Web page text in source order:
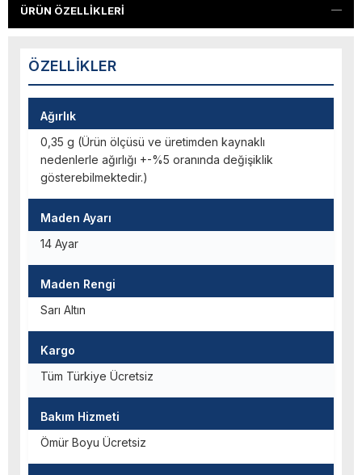
ÜRÜN ÖZELLIKLERI
ÖZELLIKLER
Ağırlık
0,35 g (Ürün ölçüsü ve üretimden kaynaklı
nedenlerle ağırlığı +-%5 oranında değişiklik
gösterebilmektedir.)
Maden Ayarı
14 Ayar
Maden Rengi
Sarı Altın
Kargo
Tüm Türkiye Ücretsiz
Bakım Hizmeti
Ömür Boyu Ücretsiz